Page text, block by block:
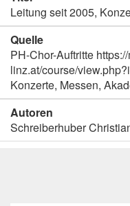
Leitung seit 2005,
Quelle
PH-Chor-Auftritte
linz.at/course/
Konzerte, Messen,
Autoren
Schreiberhuber